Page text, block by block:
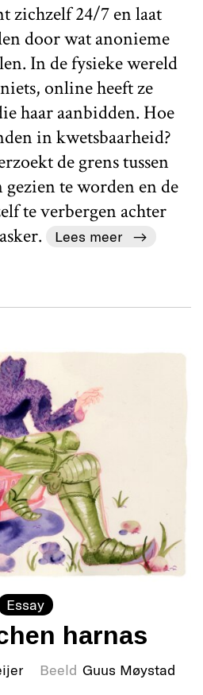
zichzelf 24/7 en laat
door wat anonieme
In de fysieke wereld
online heeft ze
haar aanbidden. Hoe
in kwetsbaarheid?
de grens tussen
te worden en de
te verbergen achter
Lees meer
Essay
harnas
Beeld Guus Møystad